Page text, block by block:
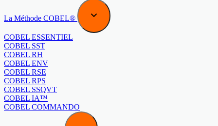
La Méthode COBEL®
COBEL ESSENTIEL
COBEL SST
COBEL RH
COBEL ENV
COBEL RSE
COBEL RPS
COBEL SSQVT
COBEL IA™
COBEL COMMANDO